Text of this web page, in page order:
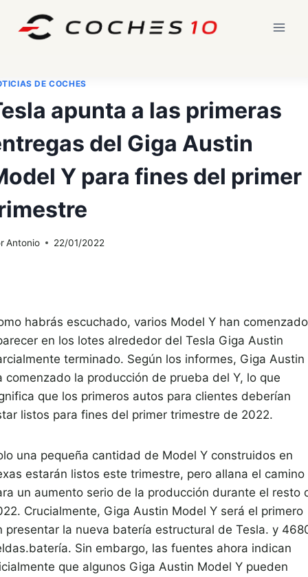
DE COCHES
apunta a las primeras
del Giga Austin
Y para fines del primer
Antonio 22/01/2022
habrás escuchado, varios Model Y han
en los lotes alrededor del Tesla Giga Austin
terminado. Según los informes, Giga Austin
comenzado la producción de prueba del Y, lo que
que los primeros autos para clientes deberían
listos para fines del primer trimestre de 2022.
una pequeña cantidad de Model Y construidos en
estarán listos este trimestre, pero allana el camino
un aumento serio de la producción durante el resto
Crucialmente, Giga Austin Model Y será el primero
presentar la nueva batería estructural de Tesla. y
Sin embargo, las fuentes ahora indican
que algunos Giga Austin Model Y pueden